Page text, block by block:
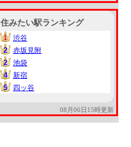
住みたい駅ランキング
1
1
渋谷
2
2
赤坂見附
2
2
池袋
4
4
新宿
5
5 四ッ谷
08月06日15時更新